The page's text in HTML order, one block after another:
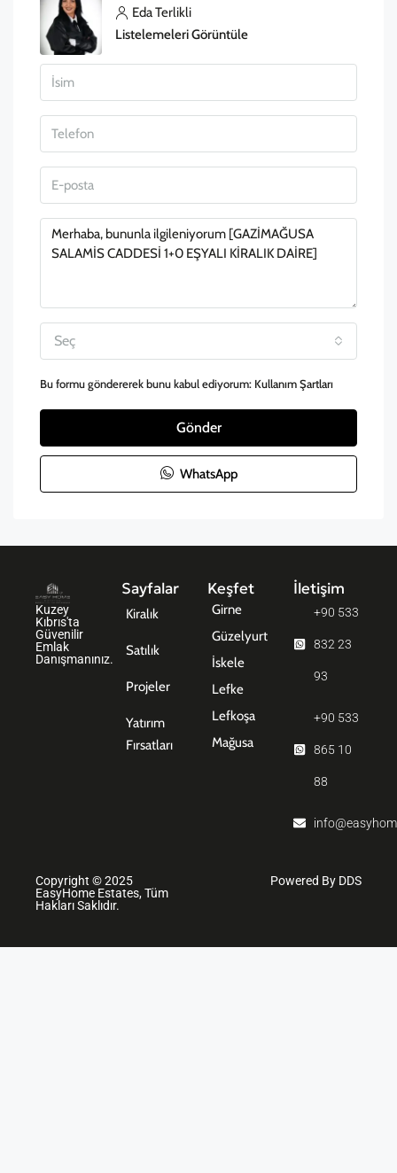
Eda Terlikli
Listelemeleri Görüntüle
Seç
Bu formu göndererek bunu kabul ediyorum: Kullanım Şartları
Gönder
WhatsApp
Kuzey
Kıbrıs'ta
Güvenilir
Emlak
Danışmanınız.
Sayfalar
Kiralık
Satılık
Projeler
Yatırım
Fırsatları
Keşfet
Girne
Güzelyurt
İskele
Lefke
Lefkoşa
Mağusa
İletişim
+90 533
832 23
93
+90 533
865 10
88
Copyright © 2025
EasyHome Estates, Tüm
Hakları Saklıdır.
Powered By DDS